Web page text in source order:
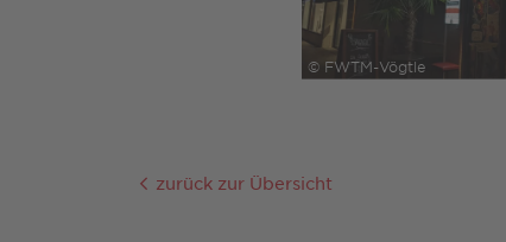
© FWTM-Vögtle
zurück zur Übersicht